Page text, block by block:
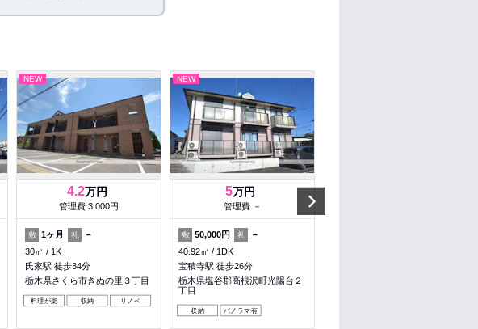
NEW
4.2万円
管理費:3,000円
敷 1ヶ月 礼
－
30㎡
1K
氏家駅 徒歩34分
栃木県さくら市きぬの里３丁目
料理が楽 収納 リノベ
NEW
5万円
管理費:－
敷 50,000円 礼
－
40.92㎡
1DK
宝積寺駅 徒歩26分
栃木県塩谷郡高根沢町光陽台２
丁目
収納 パノラマ有